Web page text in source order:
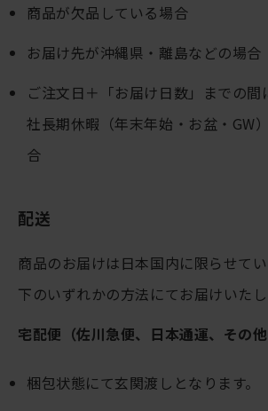
商品が欠品している場合
お届け先が沖縄県・離島などの場合
ご注文日＋「お届け日数」までの間
社長期休暇（年末年始・お盆・GW
合
配送
商品のお届けは日本国内に限らせて
下のいずれかの方法にてお届けいたし
宅配便（佐川急便、日本通運、その他
梱包状態にて玄関渡しとなります。